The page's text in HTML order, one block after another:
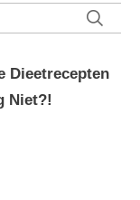
Dieetrecepten
Niet?!